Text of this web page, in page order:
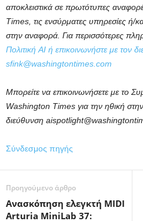
αποκλειστικά σε πρωτότυπες
Times, τις ενσύρματες υπηρεσίες ή/
στην αναφορά. Για περισσότερες
Πολιτική AI ή επικοινωνήστε με τον
sfink@washingtontimes.com
Μπορείτε να επικοινωνήσετε με το
Washington Times για την ηθική
διεύθυνση
Σύνδεσμος πηγής
Προηγούμενο άρθρο
Ανασκόπηση ελεγκτή MIDI
Arturia MiniLab 37: